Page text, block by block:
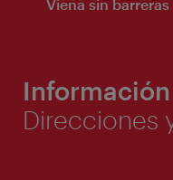
Viena sin barreras
Direcciones